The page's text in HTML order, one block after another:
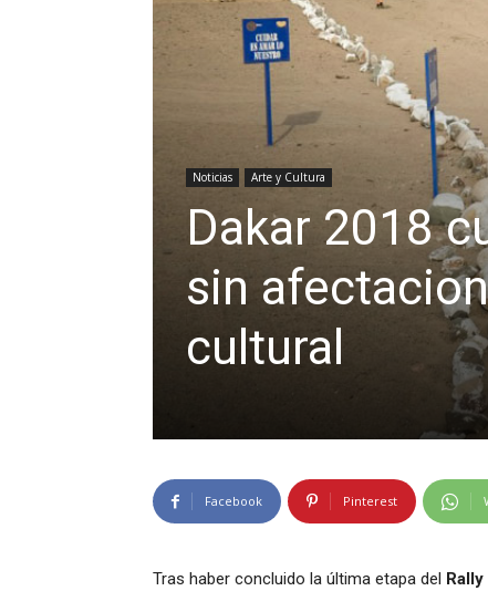
Noticias Arte y Cultura
Dakar 2018
sin
cultural
Facebook Pinterest
Tras haber concluido la última etapa del